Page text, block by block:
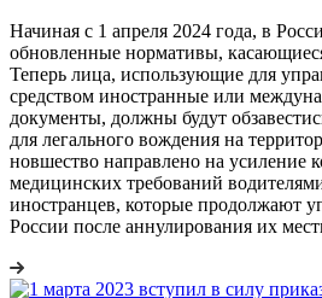
Начиная с 1 апреля 2024 года, в
обновленные нормативы,
Теперь лица, использующие для
средством иностранные или
документы, должны будут
для легального вождения на
новшество направлено на усиление
медицинских требований
иностранцев, которые продолжают
России после аннулирования их